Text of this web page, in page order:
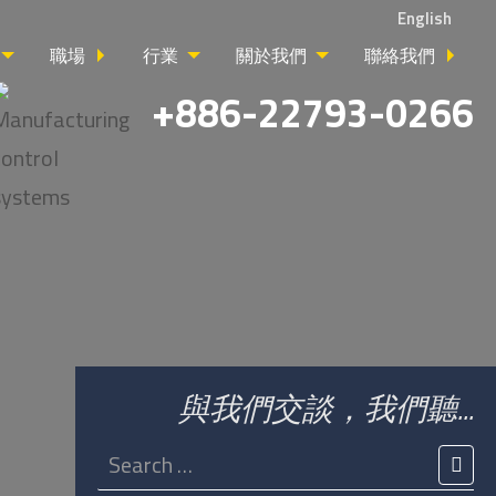
English
職場 行業 關於我們 聯絡我們
+886-22793-0266
與我們交談，我們聽...
Search
for: